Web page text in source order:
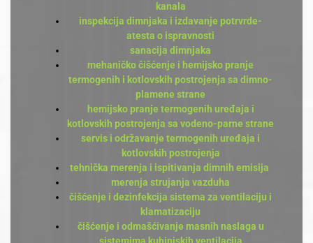
kanala
inspekcija dimnjaka i izdavanje potrvrde-
atesta o ispravnosti
sanacija dimnjaka
mehaničko čišćenje i hemijsko pranje
termogenih i kotlovskih postrojenja sa dimno-
plamene strane
hemijsko pranje termogenih uređaja i
kotlovskih postrojenja sa vodeno-parne strane
servis i održavanje termogenih uređaja i
kotlovskih postrojenja
tehnička merenja i ispitivanja dimnih emisija
merenja strujanja vazduha
čišćenje i dezinfekcija sistema za ventilaciju i
klamatizaciju
čišćenje i odmašćivanje masnih naslaga u